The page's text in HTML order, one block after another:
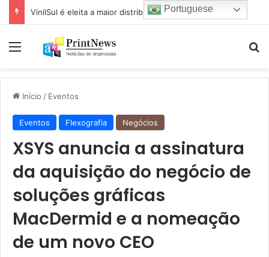
Menu
Início / Eventos
Eventos Flexografia Negócios
XSYS anuncia a assinatura
da aquisição do negócio de
soluções gráficas
MacDermid e a nomeação
de um novo CEO
Portuguese